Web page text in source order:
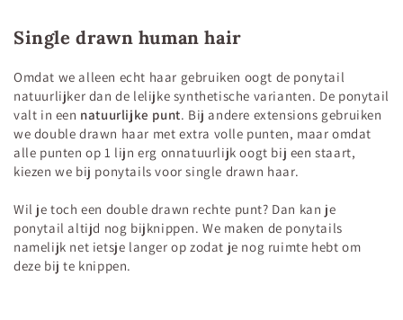
Single drawn human hair
Omdat we alleen echt haar gebruiken oogt de ponytail
natuurlijker dan de lelijke synthetische varianten. De ponytail
valt in een natuurlijke punt. Bij andere extensions gebruiken
we double drawn haar met extra volle punten, maar omdat
alle punten op 1 lijn erg onnatuurlijk oogt bij een staart,
kiezen we bij ponytails voor single drawn haar.
Wil je toch een double drawn rechte punt? Dan kan je
ponytail altijd nog bijknippen. We maken de ponytails
namelijk net ietsje langer op zodat je nog ruimte hebt om
deze bij te knippen.